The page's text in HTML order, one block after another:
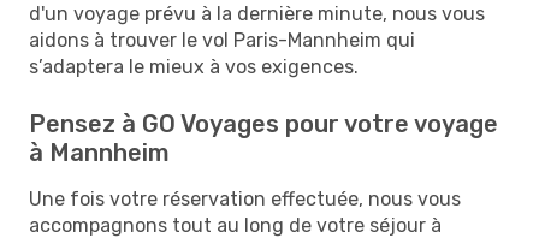
d'un voyage prévu à la dernière minute, nous vous
aidons à trouver le vol Paris-Mannheim qui
s’adaptera le mieux à vos exigences.
Pensez à GO Voyages pour votre voyage
à Mannheim
Une fois votre réservation effectuée, nous vous
accompagnons tout au long de votre séjour à